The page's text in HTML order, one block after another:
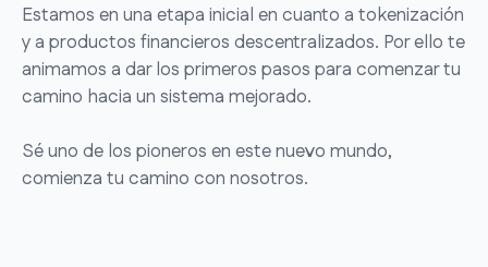
Estamos en una etapa inicial en cuanto a tokenización
y a productos financieros descentralizados. Por ello te
animamos a dar los primeros pasos para comenzar tu
camino hacia un sistema mejorado.
Sé uno de los pioneros en este nuevo mundo,
comienza tu camino con nosotros.